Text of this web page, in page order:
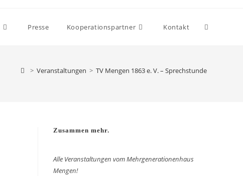
Presse Kooperationspartner Kontakt
> Veranstaltungen > TV Mengen 1863 e. V. – Sprechstunde
Zusammen mehr.
Alle Veranstaltungen vom Mehrgenerationenhaus
Mengen!